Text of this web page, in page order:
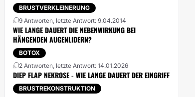
BRUSTVERKLEINERUNG
9 Antworten, letzte Antwort: 9.04.2014
WIE LANGE DAUERT DIE NEBENWIRKUNG BEI
HÄNGENDEN AUGENLIDERN?
BOTOX
2 Antworten, letzte Antwort: 14.01.2026
DIEP FLAP NEKROSE - WIE LANGE DAUERT DER EINGRIFF
BRUSTREKONSTRUKTION